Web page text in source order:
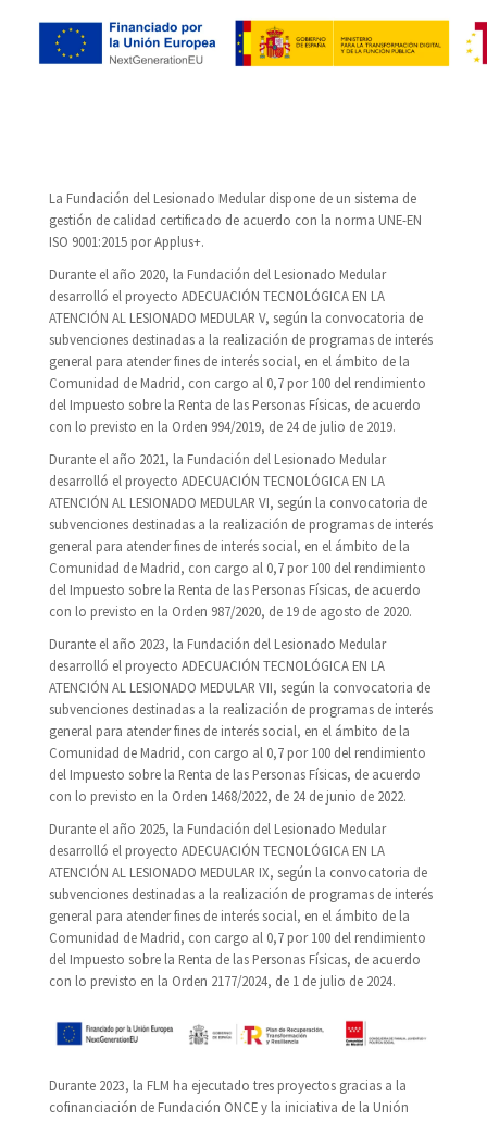
La Fundación del Lesionado Medular dispone de un sistema de
gestión de calidad certificado de acuerdo con la norma UNE-EN
ISO 9001:2015 por Applus+.
Durante el año 2020, la Fundación del Lesionado Medular
desarrolló el proyecto ADECUACIÓN TECNOLÓGICA EN LA
ATENCIÓN AL LESIONADO MEDULAR V, según la convocatoria de
subvenciones destinadas a la realización de programas de interés
general para atender fines de interés social, en el ámbito de la
Comunidad de Madrid, con cargo al 0,7 por 100 del rendimiento
del Impuesto sobre la Renta de las Personas Físicas, de acuerdo
con lo previsto en la Orden 994/2019, de 24 de julio de 2019.
Durante el año 2021, la Fundación del Lesionado Medular
desarrolló el proyecto ADECUACIÓN TECNOLÓGICA EN LA
ATENCIÓN AL LESIONADO MEDULAR VI, según la convocatoria de
subvenciones destinadas a la realización de programas de interés
general para atender fines de interés social, en el ámbito de la
Comunidad de Madrid, con cargo al 0,7 por 100 del rendimiento
del Impuesto sobre la Renta de las Personas Físicas, de acuerdo
con lo previsto en la Orden 987/2020, de 19 de agosto de 2020.
Durante el año 2023, la Fundación del Lesionado Medular
desarrolló el proyecto ADECUACIÓN TECNOLÓGICA EN LA
ATENCIÓN AL LESIONADO MEDULAR VII, según la convocatoria de
subvenciones destinadas a la realización de programas de interés
general para atender fines de interés social, en el ámbito de la
Comunidad de Madrid, con cargo al 0,7 por 100 del rendimiento
del Impuesto sobre la Renta de las Personas Físicas, de acuerdo
con lo previsto en la Orden 1468/2022, de 24 de junio de 2022.
Durante el año 2025, la Fundación del Lesionado Medular
desarrolló el proyecto ADECUACIÓN TECNOLÓGICA EN LA
ATENCIÓN AL LESIONADO MEDULAR IX, según la convocatoria de
subvenciones destinadas a la realización de programas de interés
general para atender fines de interés social, en el ámbito de la
Comunidad de Madrid, con cargo al 0,7 por 100 del rendimiento
del Impuesto sobre la Renta de las Personas Físicas, de acuerdo
con lo previsto en la Orden 2177/2024, de 1 de julio de 2024.
Durante 2023, la FLM ha ejecutado tres proyectos gracias a la
cofinanciación de Fundación ONCE y la iniciativa de la Unión